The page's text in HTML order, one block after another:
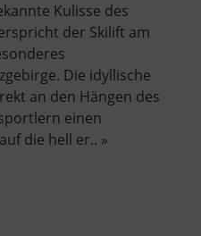
Kulisse des
der Skilift am
Die idyllische
an den Hängen des
einen
die hell er.. »